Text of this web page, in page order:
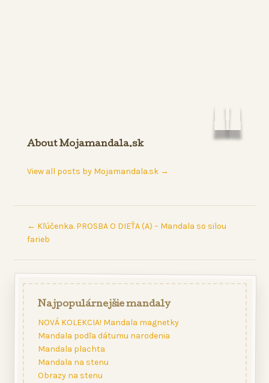
About Mojamandala.sk
View all posts by Mojamandala.sk →
← Kľúčenka. PROSBA O DIEŤA (A) – Mandala so silou
farieb
Najpopulárnejšie mandaly
NOVÁ KOLEKCIA! Mandala magnetky
Mandala podľa dátumu narodenia
Mandala plachta
Mandala na stenu
Obrazy na stenu